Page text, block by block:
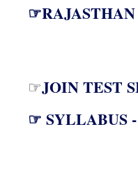
☞JOIN TEST
☞ SYLLABUS